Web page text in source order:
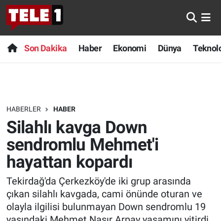
Son Dakika Haber Ekonomi Dünya
HABERLER HABER
Silahlı kavga Down
sendromlu Mehmet'i
hayattan kopardı
Tekirdağ'da Çerkezköy'de iki grup arasında
çıkan silahlı kavgada, cami önünde oturan ve
olayla ilgilisi bulunmayan Down sendromlu 19
Anında Manşet
Başka Sohbetler
Bilim turu
Bilim ve Teknoloji Evreni
Doğa Konuşuyor
Dünya
Ege Saati
Son Dakika
Haber
Dünya
Teknoloji
Sağlık
Spor
Yayın Akışı
Nöbetçi Eczaneler
Hava Durumu
Trafik Durumu
Süper Lig Puan Durumu ve Fikstür
Tüm Manşetler
Son Dakika Haberleri
Haber Arşivi